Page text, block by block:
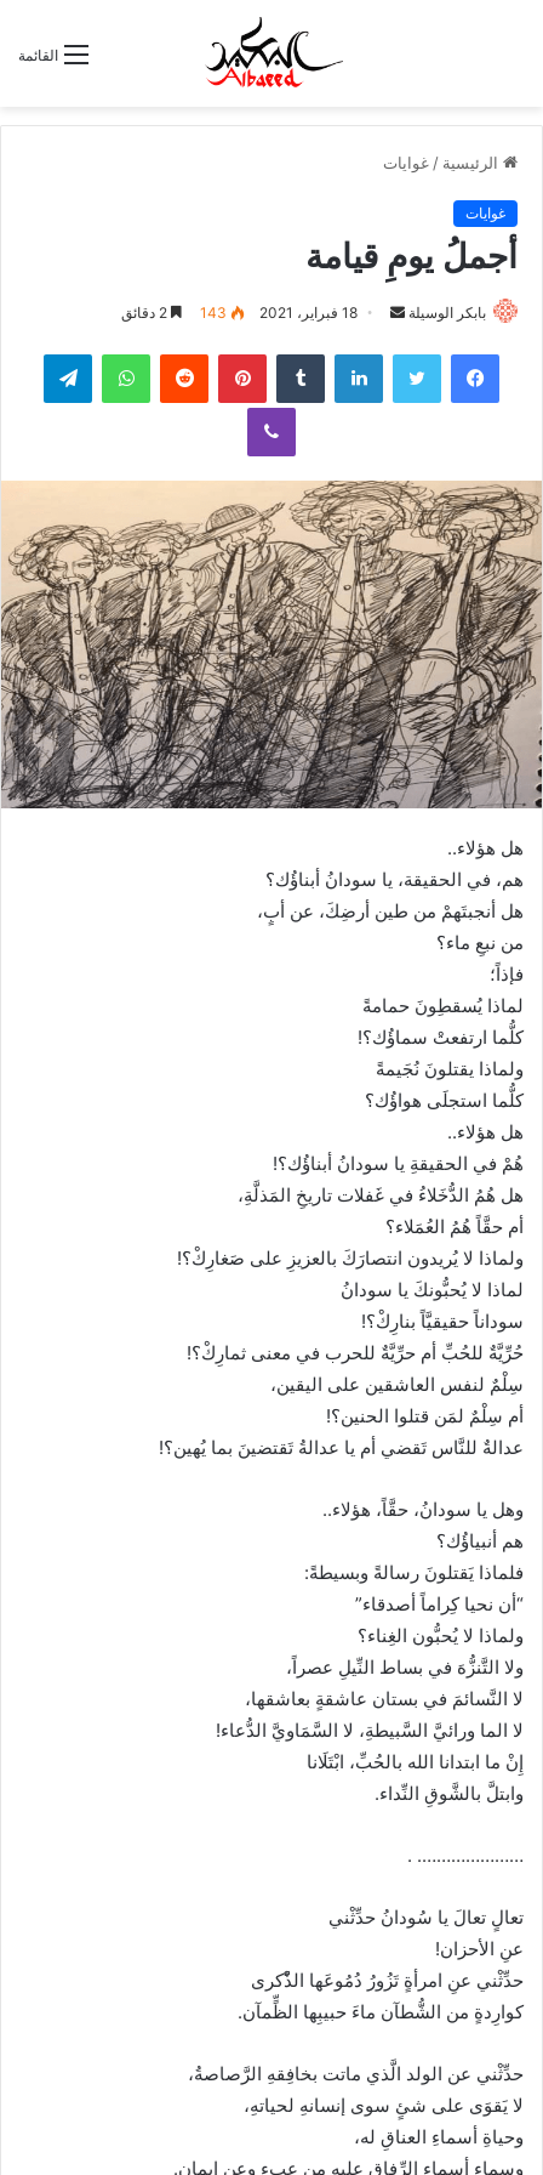
القائمة
الرئيسية / غوايات
غوايات
أجملُ يومِ قيامة
بابكر الوسيلة
ل
ي
د
ا
إ
ل
ك
ت
ر
و
ن
ي
ا
18 فبراير، 2021 143
لينكدإن بينتيريست واتساب
ڤايبر
هل هؤلاء..
هم، في الحقيقة، يا سودانُ أبناؤُك؟
هل أنجبتَهمْ من طين أرضِكَ، عن أبٍ،
من نبعِ ماء؟
فإذاً؛
لماذا يُسقطِونَ حمامةً
كلُّما ارتفعتْ سماؤُك؟!
ولماذا يقتلونَ نُجَيمةً
كلُّما استجلَى هواؤُك؟
هل هؤلاء..
هُمْ في الحقيقةِ يا سودانُ أبناؤُك؟!
هل هُمُ الدُّخَلاءُ في غَفلات تاريخِ المَذلَّةِ،
أم حقَّاً هُمُ العُمَلاء؟
ولماذا لا يُريدون انتصارَكَ بالعزيزِ على صَغارِكْ؟!
لماذا لا يُحبُّونكَ يا سودانُ
سوداناً حقيقيَّاً بنارِكْ؟!
حُرِّيَّةٌ للحُبِّ أم حرِّيَّةٌ للحرب في معنى ثمارِكْ؟!
سِلْمٌ لنفس العاشقين على اليقين،
أم سِلْمٌ لمَن قتلوا الحنين؟!
عدالةٌ للنَّاس تَقضي أم يا عدالةُ تَقتضينَ بما يُهين؟!
وهل يا سودانُ، حقَّاً، هؤلاء..
هم أنبياؤُك؟
فلماذا يَقتلونَ رسالةً وبسيطةً:
“أن نحيا كِراماً أصدقاء”
ولماذا لا يُحبُّون الغِناء؟
ولا التَّنزُّهَ في بساط النِّيلِ عصراً،
لا النَّسائمَ في بستان عاشقةٍ بعاشقها،
لا الما ورائيَّ السَّبيطةِ، لا السَّمَاويَّ الدُّعاء!
إِنْ ما ابتدانا الله بالحُبِّ، ابْتَلَانا
وابتلَّ بالشَّوقِ النِّداء.
…………………. .
تعالٍ تعالَ يا سُودانُ حدِّثْني
عنِ الأحزان!
حدِّثْني عنِ امرأةٍ تَزُورُ دُمُوعَها الذّْكرى
كوارِدةٍ من الشُّطآن ماءَ حبيبِها الظٍّمآن.
حدِّثْني عن الولد الَّذي ماتت بخافِقهِ الرَّصاصةُ،
لا يَقوَى على شئٍ سوى إنسانهِ لحياتهِ،
وحياةِ أسماءِ العناقِ له،
وسماءِ أسماءِ الرِّفاقِ عليهِ من عِبءٍ وعن إيمان.